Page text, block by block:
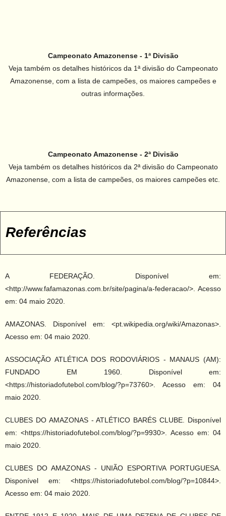
Campeonato Amazonense - 1ª Divisão
Veja também os detalhes históricos da 1ª divisão do Campeonato
Amazonense, com a lista de campeões, os maiores campeões e
outras informações.
Campeonato Amazonense - 2ª Divisão
Veja também os detalhes históricos da 2ª divisão do Campeonato
Amazonense, com a lista de campeões, os maiores campeões etc.
Referências
A FEDERAÇÃO. Disponível em:
<http://www.fafamazonas.com.br/site/pagina/a-federacao/>. Acesso
em: 04 maio 2020.
AMAZONAS. Disponível em: <pt.wikipedia.org/wiki/Amazonas>.
Acesso em: 04 maio 2020.
ASSOCIAÇÃO ATLÉTICA DOS RODOVIÁRIOS - MANAUS (AM):
FUNDADO EM 1960. Disponível em:
<https://historiadofutebol.com/blog/?p=73760>. Acesso em: 04
maio 2020.
CLUBES DO AMAZONAS - ATLÉTICO BARÉS CLUBE. Disponível
em: <https://historiadofutebol.com/blog/?p=9930>. Acesso em: 04
maio 2020.
CLUBES DO AMAZONAS - UNIÃO ESPORTIVA PORTUGUESA.
Disponível em: <https://historiadofutebol.com/blog/?p=10844>.
Acesso em: 04 maio 2020.